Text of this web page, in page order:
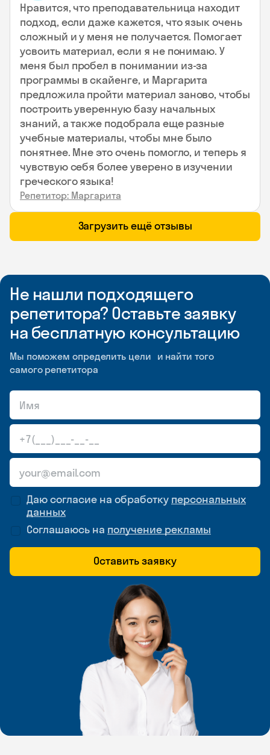
Нравится, что преподавательница находит
подход, если даже кажется, что язык очень
сложный и у меня не получается. Помогает
усвоить материал, если я не понимаю. У
меня был пробел в понимании из-за
программы в скайенге, и Маргарита
предложила пройти материал заново, чтобы
построить уверенную базу начальных
знаний, а также подобрала еще разные
учебные материалы, чтобы мне было
понятнее. Мне это очень помогло, и теперь я
чувствую себя более уверено в изучении
греческого языка!
Репетитор: Маргарита
Загрузить ещё отзывы
Не нашли подходящего
репетитора? Оставьте заявку
на бесплатную консультацию
Мы поможем определить цели и найти того
самого репетитора
Даю согласие на обработку персональных
данных
Соглашаюсь на получение рекламы
Оставить заявку